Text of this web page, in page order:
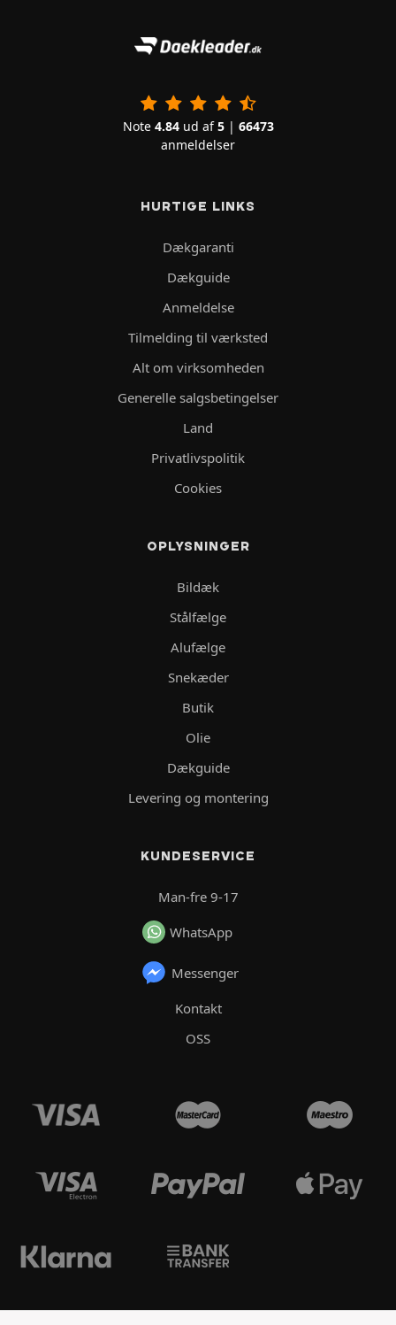
Note 4.84ud af5| 66473
anmeldelser
HURTIGE LINKS
Dækgaranti
Dækguide
Anmeldelse
Tilmelding til værksted
Alt om virksomheden
Generelle salgsbetingelser
Land
Privatlivspolitik
Cookies
OPLYSNINGER
Bildæk
Stålfælge
Alufælge
Snekæder
Butik
Olie
Dækguide
Levering og montering
KUNDESERVICE
Man-fre 9-17
WhatsApp
Messenger
Kontakt
OSS